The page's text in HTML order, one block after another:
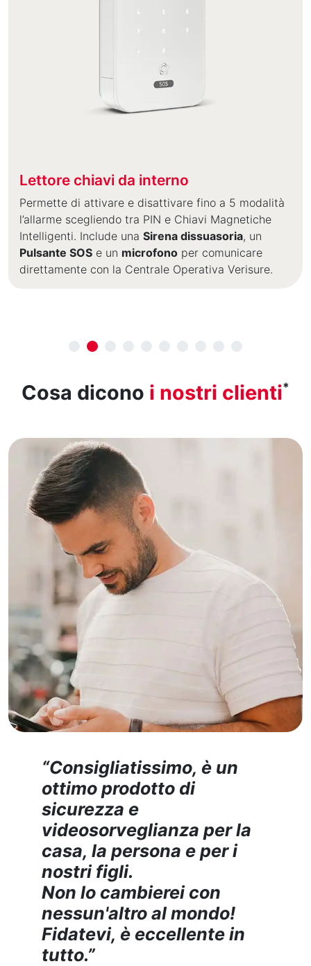
Lettore chiavi da interno
Permette di attivare e disattivare fino a 5 modalità
l’allarme scegliendo tra PIN e Chiavi Magnetiche
Intelligenti. Include una Sirena dissuasoria, un
Pulsante SOS e un microfono per comunicare
direttamente con la Centrale Operativa Verisure.
Cosa dicono i nostri clienti*
“Consigliatissimo, è un
ottimo prodotto di
sicurezza e
videosorveglianza per la
casa, la persona e per i
nostri figli.
Non lo cambierei con
nessun'altro al mondo!
Fidatevi, è eccellente in
tutto.”